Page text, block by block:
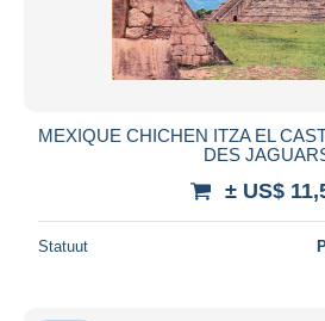
MEXIQUE CHICHEN ITZA EL
DES
± US$
Statuut